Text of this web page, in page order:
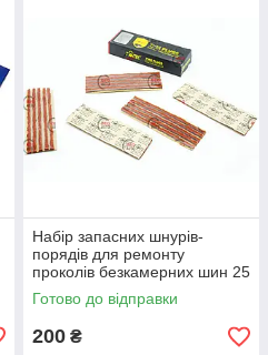
Набір запасних шнурів-
порядів для ремонту
проколів безкамерних шин 25
шт. ремкомплект
Готово до відправки
200 ₴